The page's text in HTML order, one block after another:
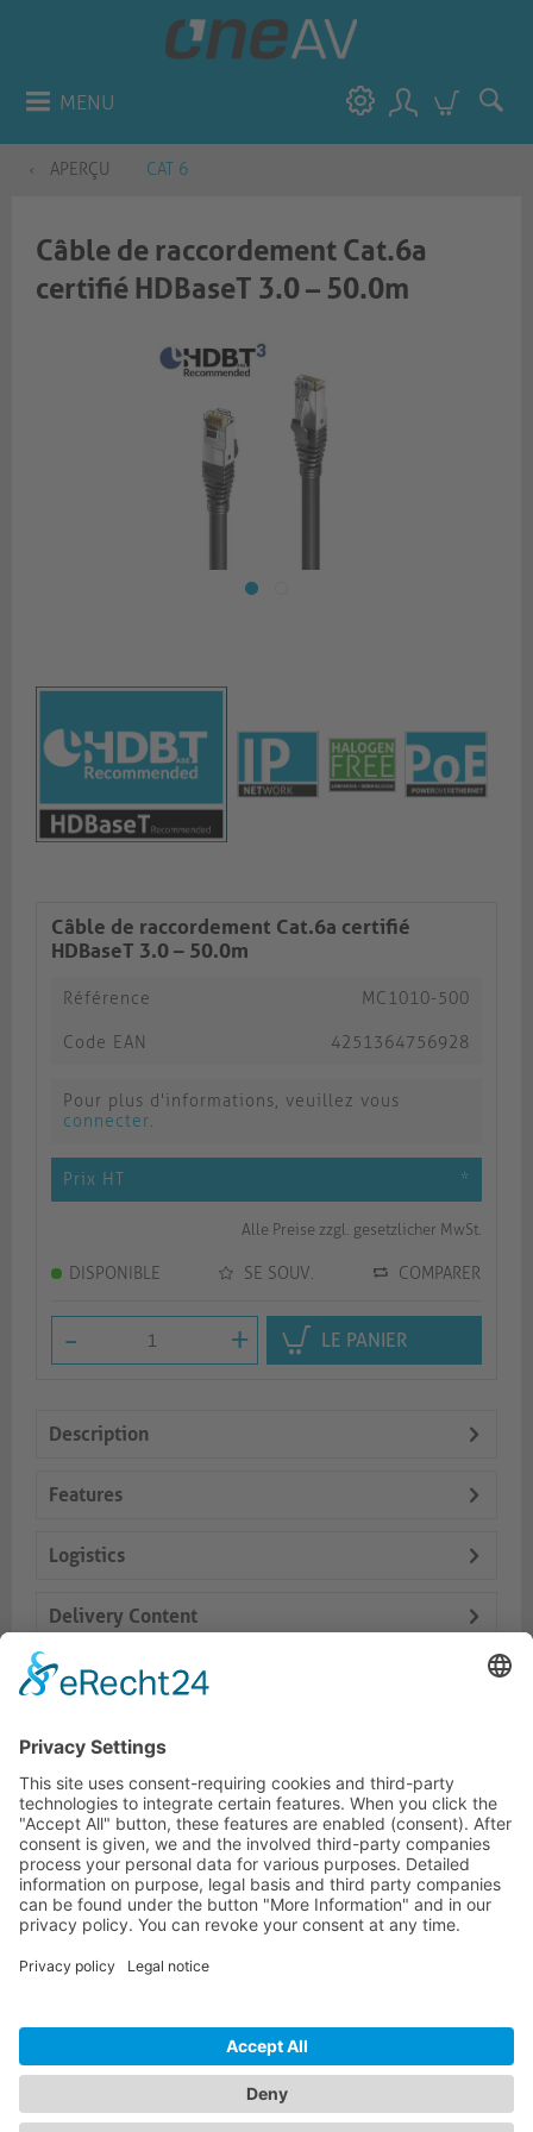
MENU
APERÇU CAT 6
Câble de raccordement Cat.6a
certifié HDBaseT 3.0 – 50.0m
Câble de raccordement Cat.6a certifié
HDBaseT 3.0 – 50.0m
Référence MC1010-500
Code EAN 4251364756928
Pour plus d'informations, veuillez vous
connecter.
Prix HT *
Alle Preise zzgl. gesetzlicher MwSt.
DISPONIBLE SE SOUV. COMPARER
- + LE PANIER
Description
Features
Logistics
Delivery Content
Dokumente
Prod. similaires
HOTLINE ASSISTANCE
ONEAV.EU
NEWSLETTER